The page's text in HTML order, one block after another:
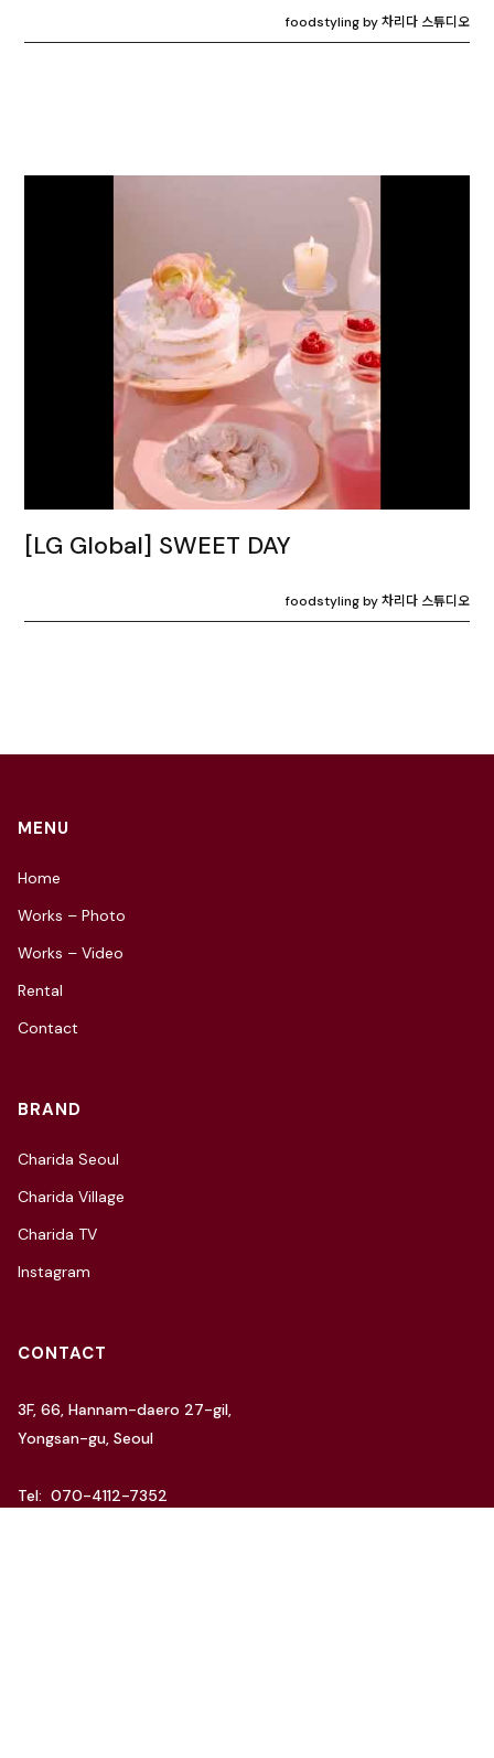
foodstyling by 차리다 스튜디오
[LG Global] SWEET DAY
foodstyling by 차리다 스튜디오
MENU
Home
Works – Photo
Works – Video
Rental
Contact
BRAND
Charida Seoul
Charida Village
Charida TV
Instagram
CONTACT
3F, 66, Hannam-daero 27-gil,
Yongsan-gu, Seoul
Tel: 070-4112-7352